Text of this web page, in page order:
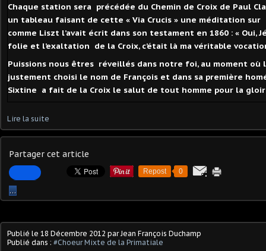
Chaque station sera précédée du Chemin de Croix de Paul
un tableau faisant de cette « Via Crucis » une méditation
comme Liszt l’avait écrit dans son testament en 1860 : « Oui,
folie et l’exaltation de la Croix, c’était là ma véritable
Puissions nous êtres réveillés dans notre foi, au moment où
justement choisi le nom de François et dans sa première
Sixtine a fait de la Croix le salut de tout homme pour la
Lire la suite
Partager cet article
Repost 0
…
Publié le 18 Décembre 2012 par Jean François Duchamp
Publié dans : #Choeur Mixte de la Primatiale